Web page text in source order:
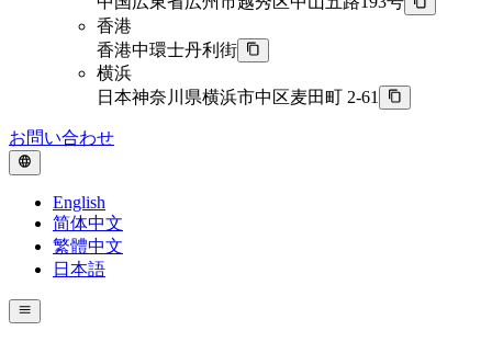
香港
香港中環士丹利街
横浜
日本神奈川県横浜市中区麦田町 2-61
お問い合わせ
English
简体中文
繁體中文
日本語